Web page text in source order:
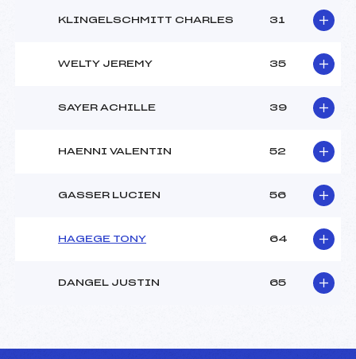
KLINGELSCHMITT CHARLES 31
WELTY JEREMY 35
SAYER ACHILLE 39
HAENNI VALENTIN 52
GASSER LUCIEN 56
HAGEGE TONY 64
DANGEL JUSTIN 65